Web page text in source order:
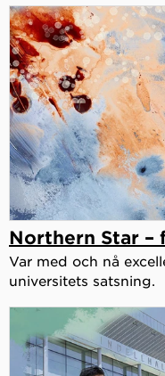
Northern Star –
Var med och nå
universitets satsning.